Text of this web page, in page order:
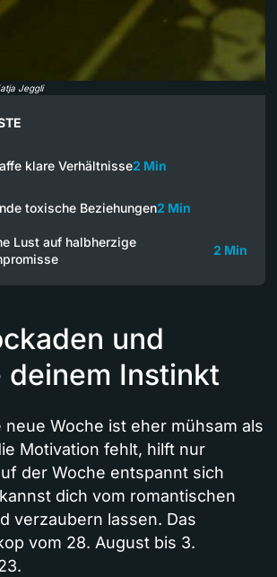
Jeggli
klare Verhältnisse2 Min
toxische Beziehungen2 Min
Lust auf halbherzige
2 Min
und
deinem Instinkt
neue Woche ist eher mühsam als
Motivation fehlt, hilft nur
der Woche entspannt sich
dich vom romantischen
verzaubern lassen. Das
vom 28. August bis 3.